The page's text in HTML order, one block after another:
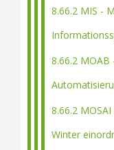
8.66.2 MIS -
8.66.2
8.66.2
Winter